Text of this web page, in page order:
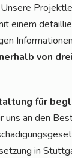
einem
von
für
uns an den
in